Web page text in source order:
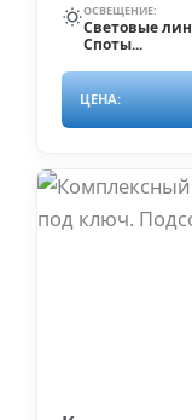
ОСВЕЩЕНИЕ:
Световые
Споты...
ЦЕНА: